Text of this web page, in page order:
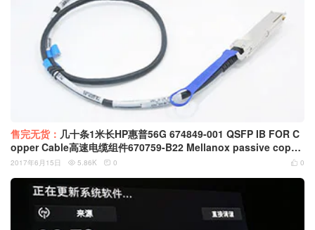
售完无货： 几十条1米长HP惠普56G 674849-001 QSFP IB FOR C
opper Cable高速电缆组件670759-B22 Mellanox passive coppe
r InfiniBand 线
 0
2017年6月15日  5.86K  0